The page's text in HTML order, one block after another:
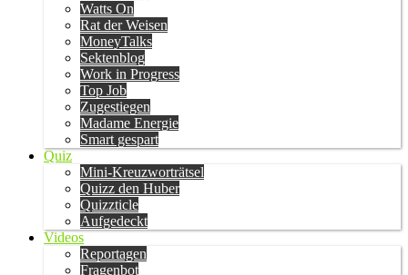
Watts On
Rat der Weisen
MoneyTalks
Sektenblog
Work in Progress
Top Job
Zugestiegen
Madame Energie
Smart gespart
Quiz
Mini-Kreuzworträtsel
Quizz den Huber
Quizzticle
Aufgedeckt
Videos
Reportagen
Fragenbot